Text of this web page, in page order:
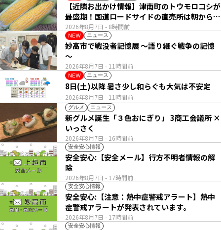
2026年8月7日 - 8時間前
【近隣お出かけ情報】津南町のトウモロコシが
最盛期！国道ロードサイドの直売所は朝から長
い列
NEW ニュース
2026年8月7日 - 11時間前
妙高市で戦没者記憶展 ～語り継ぐ戦争の記憶
～
NEW ニュース
2026年8月7日 - 11時間前
8日(土)以降 暑さ少し和らぐも大気は不安定
グルメ ニュース
2026年8月7日 - 16時間前
新グルメ誕生「３色おにぎり」 3商工会議所 ×
いっさく
安全安心情報
2026年8月7日 - 17時間前
安全安心:【安全メール】行方不明者情報の解
除
安全安心情報
2026年8月7日 - 17時間前
安全安心:【注意：熱中症警戒アラート】熱中
症警戒アラートが発表されています。
安全安心情報